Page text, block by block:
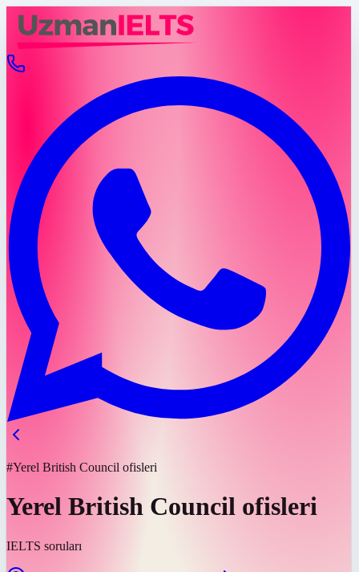
#Yerel British Council ofisleri
Yerel British Council ofisleri
IELTS soruları